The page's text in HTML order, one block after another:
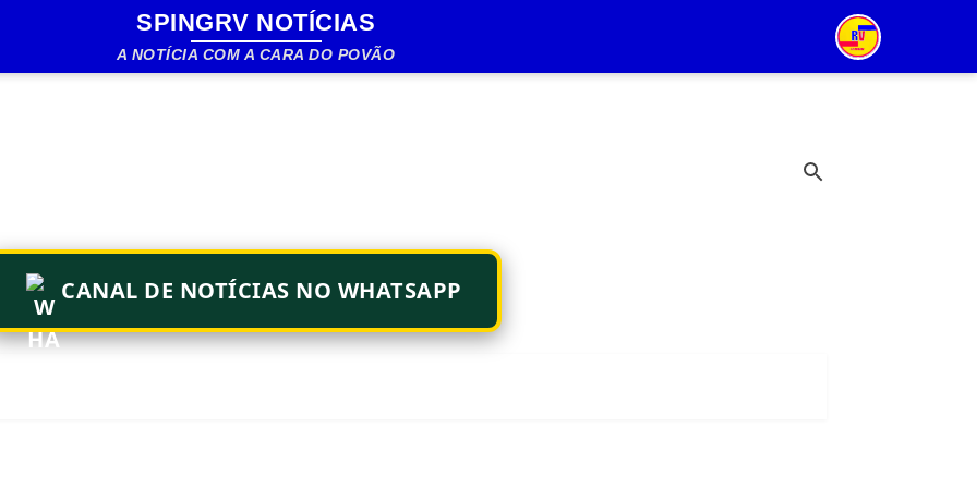
Pular para o conteúdo principal
SPINGRV NOTÍCIAS
A NOTÍCIA COM A CARA DO POVÃO
CANAL DE NOTÍCIAS NO WHATSAPP